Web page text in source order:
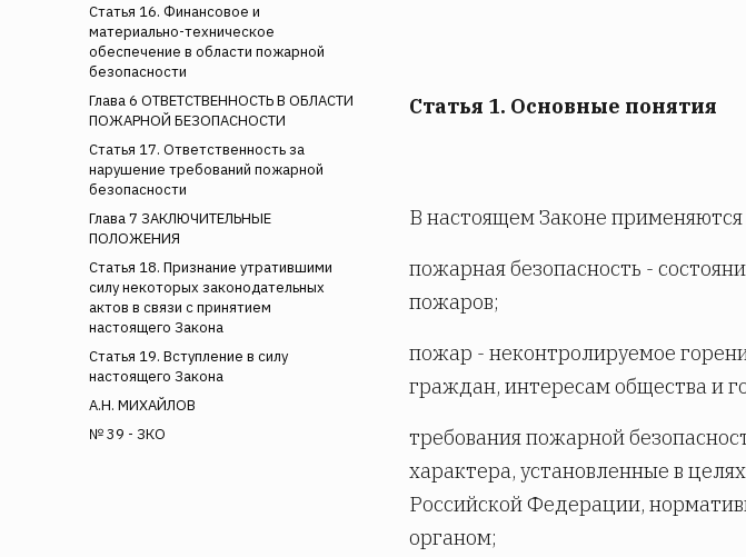
Статья 16. Финансовое и
материально-техническое
обеспечение в области пожарной
безопасности
Глава 6 ОТВЕТСТВЕННОСТЬ В ОБЛАСТИ
ПОЖАРНОЙ БЕЗОПАСНОСТИ
Статья 17. Ответственность за
нарушение требований пожарной
безопасности
Глава 7 ЗАКЛЮЧИТЕЛЬНЫЕ
ПОЛОЖЕНИЯ
Статья 18. Признание утратившими
силу некоторых законодательных
актов в связи с принятием
настоящего Закона
Статья 19. Вступление в силу
настоящего Закона
А.Н. МИХАЙЛОВ
№ 39 - ЗКО
Статья 1. Основные понятия
В настоящем Законе
пожарная безопасность -
пожаров;
пожар - неконтролируемое
граждан, интересам общества и
требования пожарной
характера, установленные в
Российской Федерации,
органом;